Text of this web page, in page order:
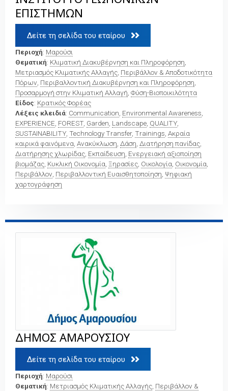
ΕΠΙΣΤΗΜΩΝ
Δείτε τη σελίδα του εταίρου 
Περιοχή: Μαρούσι
Θεματική: Κλιματική Διακυβέρνηση και Πληροφόρηση
Μετριασμός Κλιματικής Αλλαγής Περιβάλλον & Αποδοτικότητα
Πόρων Περιβαλλοντική Διακυβέρνηση και Πληροφόρηση
Προσαρμογή στην Κλιματική Αλλαγή Φύση-Βιοποικιλότητα
Είδος: Κρατικός Φορέας
Λέξεις κλειδιά: Communication Environmental Awareness
EXPERIENCE FOREST Garden Landscape QUALITY
SUSTAINABILITY Technology Transfer, Trainings Ακραία
καιρικά φαινόμενα Ανακύκλωση Δάση Διατήρηση πανίδας
Διατήρησης χλωρίδας Εκπαίδευση Ενεργειακή αξιοποίηση
βιομάζας Κυκλική Οικονομία Ξηρασίες Οικολογία Οικονομία
Περιβάλλον Περιβαλλοντική Ευαισθητοποίηση Ψηφιακή
χαρτογράφηση
ΔΗΜΟΣ ΑΜΑΡΟΥΣΙΟΥ
Δείτε τη σελίδα του εταίρου 
Περιοχή: Μαρούσι
Θεματική: Μετριασμός Κλιματικής Αλλαγής, Περιβάλλον &